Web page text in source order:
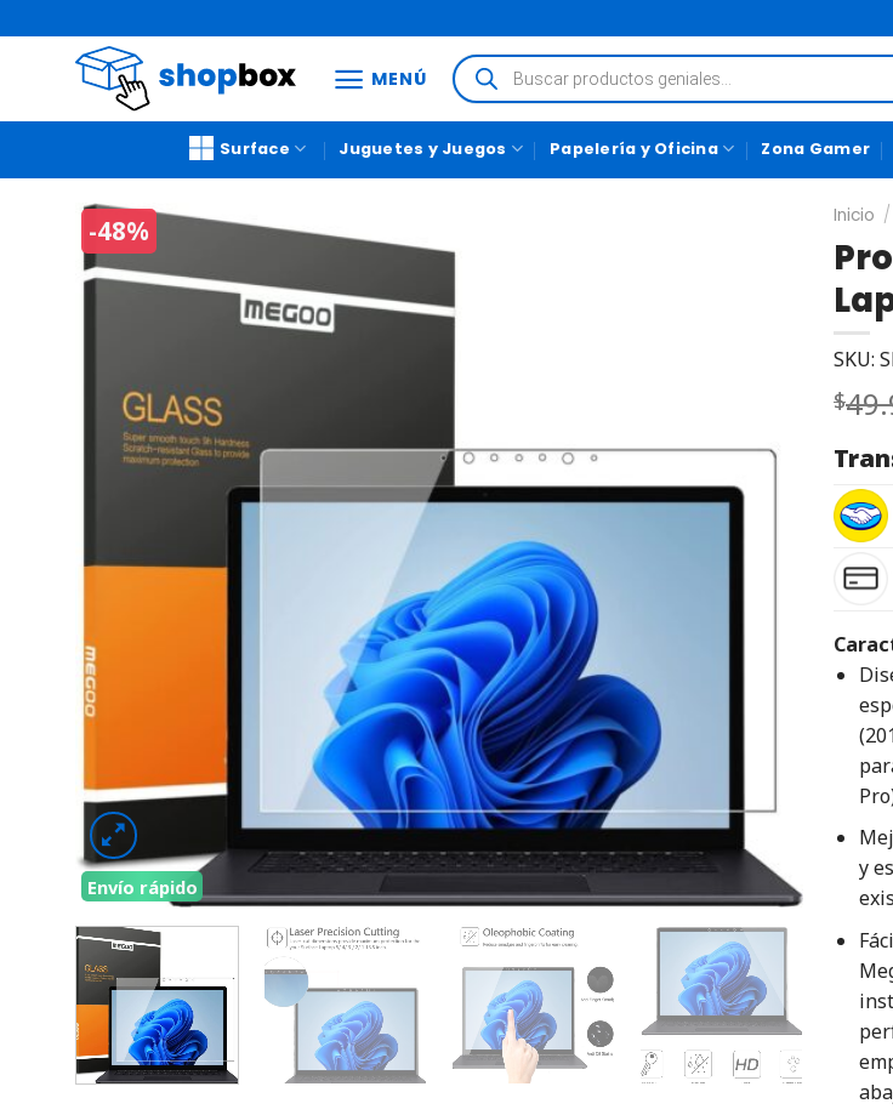
MENÚ
Surface Juguetes y Juegos Papelería y Oficina Zona Gamer
-48%
Envío rápido
Inicio /
SKU:
$
y